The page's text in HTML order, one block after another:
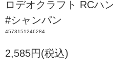
ロデオクラフト RCハ
#シャンパン
4573151246284
2,585円(税込)